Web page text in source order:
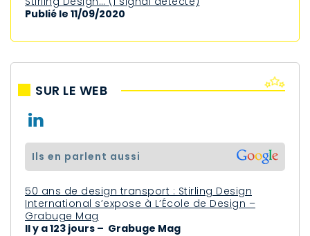
Publié le 11/09/2020
SUR LE WEB
ils en parlent aussi
50 ans de design transport : Stirling Design
International s’expose à L’École de Design –
Grabuge Mag
Il y a 123 jours – Grabuge Mag